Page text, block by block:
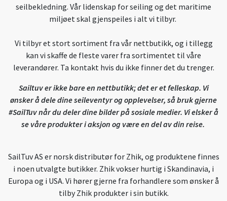
seilbekledning. Vår lidenskap for seiling og det maritime
miljøet skal gjenspeiles i alt vi tilbyr.
Vi tilbyr et stort sortiment fra vår nettbutikk, og i tillegg
kan vi skaffe de fleste varer fra sortimentet til våre
leverandører. Ta kontakt hvis du ikke finner det du trenger.
Sailtuv er ikke bare en nettbutikk; det er et felleskap. Vi
ønsker å dele dine seileventyr og opplevelser, så bruk gjerne
#SailTuv når du deler dine bilder på sosiale medier. Vi elsker å
se våre produkter i aksjon og være en del av din reise.
SailTuv AS er norsk distributør for Zhik, og produktene finnes
i noen utvalgte butikker. Zhik vokser hurtig i Skandinavia, i
Europa og i USA. Vi hører gjerne fra forhandlere som ønsker å
tilby Zhik produkter i sin butikk.